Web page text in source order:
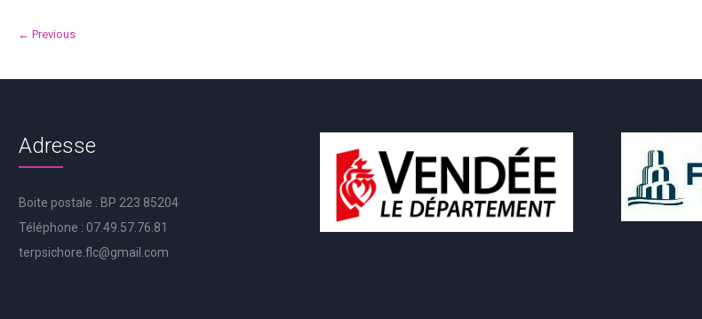
← Previous
Adresse
Boite postale : BP 223 85204
Téléphone : 07.49.57.76.81
terpsichore.flc@gmail.com